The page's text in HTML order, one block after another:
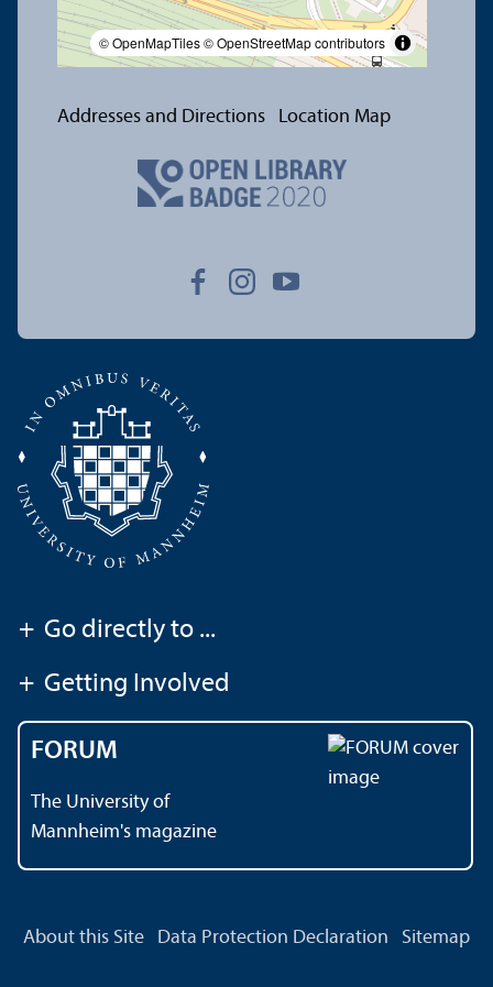
© OpenMapTiles© OpenStreetMap contributors
Addresses and Directions Location Map
+ Go directly to ...
+ Getting Involved
FORUM
The University of
Mannheim's magazine
About this Site Data Protection Declaration Sitemap